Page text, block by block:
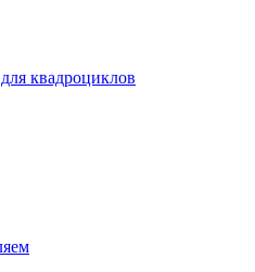
квадроциклов